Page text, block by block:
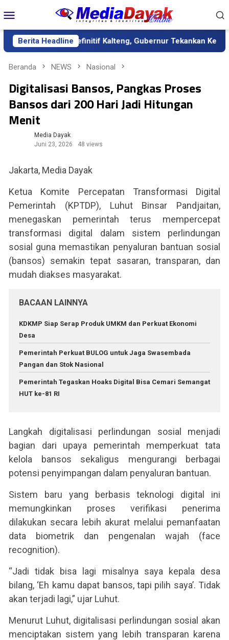
ke
kontenMobile
Berita Headline
Sekda Definitif Kalteng, Gubernur Tekankan Kerja
Beranda NEWS Nasional
Digitalisasi Bansos, Pangkas Proses
Bansos dari 200 Hari Jadi Hitungan
Menit
Media Dayak
Juni 23, 2026
48 views
Jakarta, Media Dayak
Ketua Komite Percepatan Transformasi Digital
Pemerintah (KPTDP), Luhut Binsar Pandjaitan,
menegaskan pemerintah terus mempercepat
transformasi digital dalam sistem perlindungan
sosial guna memastikan penyaluran bantuan sosial
(bansos) semakin tepat sasaran, transparan, dan
mudah diakses masyarakat.
BACAAN LAINNYA
KDKMP Siap Serap Produk UMKM dan Perkuat Ekonomi
Desa
Pemerintah Perkuat BULOG untuk Jaga Swasembada
Pangan dan Stok Nasional
Pemerintah Tegaskan Hoaks Digital Bisa Cemari Semangat
HUT ke-81 RI
Langkah digitalisasi perlindungan sosial menjadi
bagian dari upaya pemerintah memperkuat tata
kelola bansos sekaligus mengurangi berbagai
potensi penyimpangan dalam penyaluran bantuan.
Sistem baru yang berbasis teknologi digital ini
memungkinkan proses verifikasi penerima
dilakukan secara lebih akurat melalui pemanfaatan
data biometrik dan pengenalan wajah (face
recognition).
“Jadi tidak bisa lagi misalnya saya kepala desa
bilang, ‘Eh kamu dapat bansos, tapi pilih saya’. Tidak
akan terjadi lagi,” ujar Luhut.
Menurut Luhut, digitalisasi perlindungan sosial akan
menciptakan sistem yang lebih transparan karena